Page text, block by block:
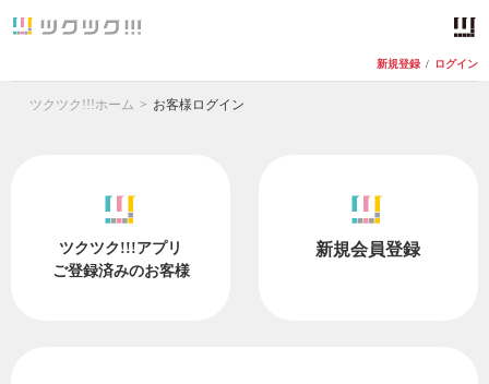
新規登録 / ログイン
ツクツク!!!ホーム お客様ログイン
ツクツク!!!アプリ
ご登録済みのお客様
新規会員登録